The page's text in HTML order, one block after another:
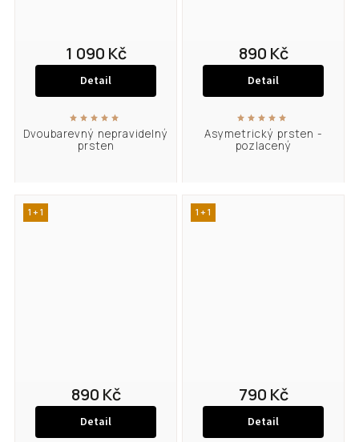
Dvoubarevný nepravidelný
prsten
1 090 Kč
Detail
Asymetrický prsten -
pozlacený
890 Kč
Detail
1 + 1
890 Kč
Detail
1 + 1
790 Kč
Detail